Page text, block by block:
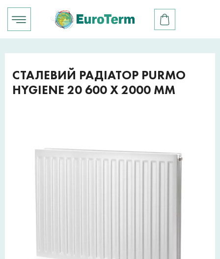
СТАЛЕВИЙ РАДІАТОР PURMO
HYGIENE 20 600 X 2000 ММ